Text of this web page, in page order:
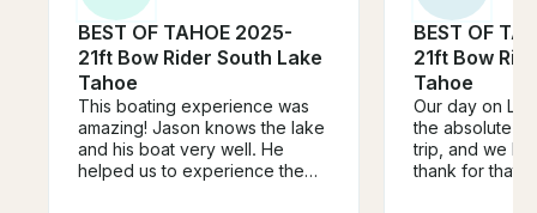
BEST OF TAHOE 2025-
21ft Bow Rider South Lake
Tahoe
This boating experience was
amazing! Jason knows the lake
and his boat very well. He
helped us to experience the
BEST OF
21ft Bow
Tahoe
Our day on
the absolute
trip, and we
thank for that.